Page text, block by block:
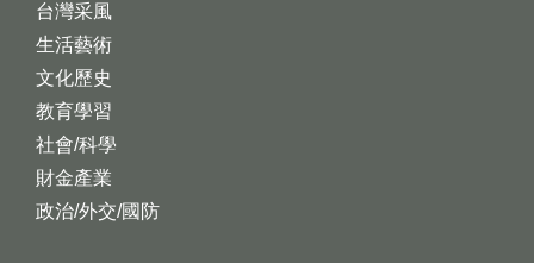
台灣采風
生活藝術
文化歷史
教育學習
社會/科學
財金產業
政治/外交/國防